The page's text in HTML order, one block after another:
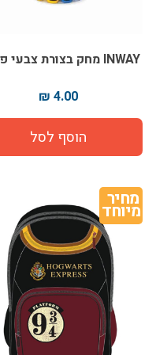
INWAY מחק בצורת צבעי פסטל
4.00 ₪
מחיר
מיוחד